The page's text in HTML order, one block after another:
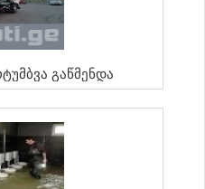
Გაწმენდა